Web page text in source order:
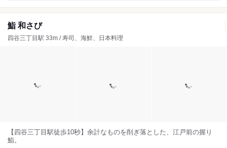
鮨 和さび
四谷三丁目駅 33m / 寿司、海鮮、日本料理
【四谷三丁目駅徒歩10秒】余計なものを削ぎ落とした、江戸前の握り
鮨。